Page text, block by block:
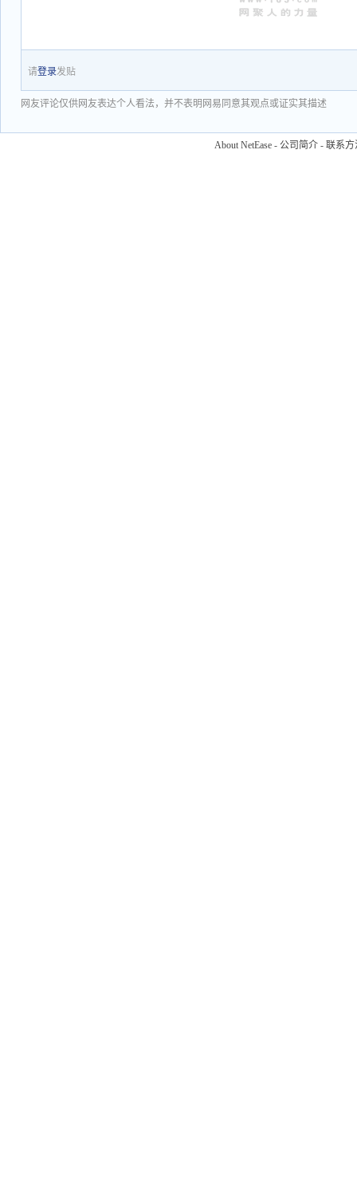
请登录发贴
网友评论仅供网友表达个人看法，并不表明网易同意其观点或证实其描述
About NetEase - 公司简介 - 联系方